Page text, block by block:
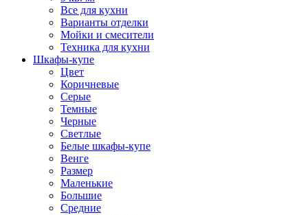
Все для кухни
Варианты отделки
Мойки и смесители
Техника для кухни
Шкафы-купе
Цвет
Коричневые
Серые
Темные
Черные
Светлые
Белые шкафы-купе
Венге
Размер
Маленькие
Большие
Средние